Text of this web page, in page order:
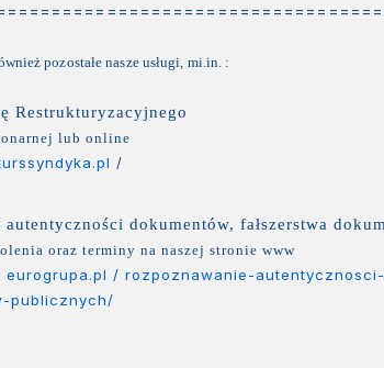
pozostałe nasze usługi, mi.in. :
Restrukturyzacyjnego
lub online
/
autentyczności dokumentów, fałszerstwa
oraz terminy na naszej stronie www
eurogrupa.pl / rozpoznawanie-
publicznych/